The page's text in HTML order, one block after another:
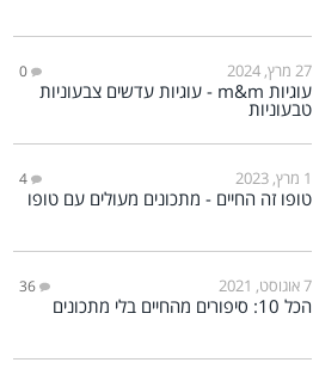
27 מרץ, 2024 0
עוגיות m&m - עוגיות עדשים צבעוניות
טבעוניות
1 מרץ, 2023 4
טופו זה החיים - מתכונים מעולים עם טופו
7 אוגוסט, 2021 36
הכל 10: סיפורים מהחיים בלי מתכונים